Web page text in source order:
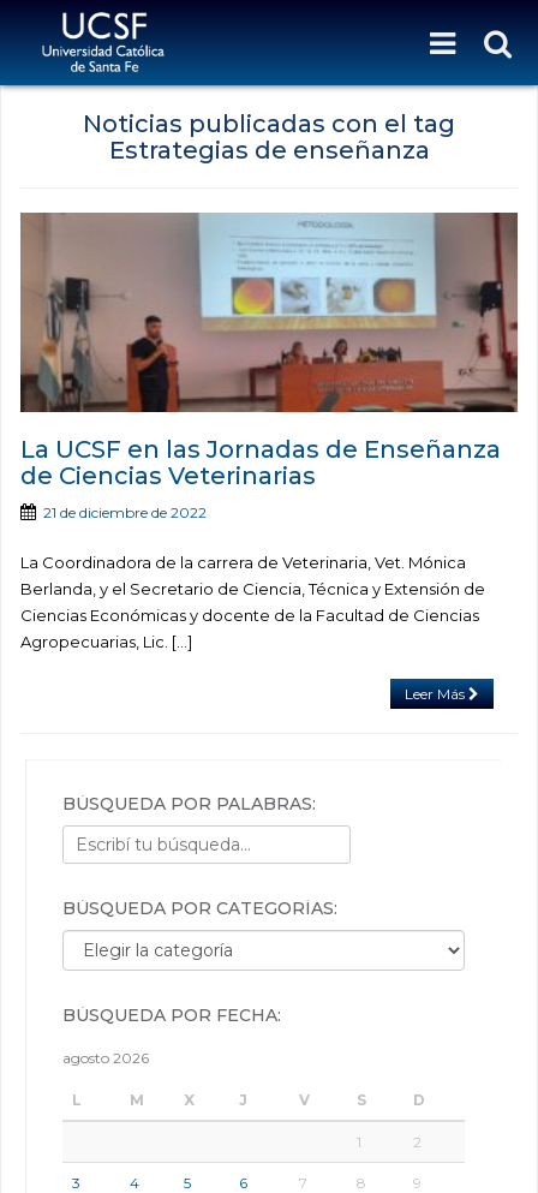
Noticias publicadas con el tag
Estrategias de enseñanza
La UCSF en las Jornadas de Enseñanza
de Ciencias Veterinarias
21 de diciembre de 2022
La Coordinadora de la carrera de Veterinaria, Vet. Mónica
Berlanda, y el Secretario de Ciencia, Técnica y Extensión de
Ciencias Económicas y docente de la Facultad de Ciencias
Agropecuarias, Lic. […]
Leer Más
BÚSQUEDA POR PALABRAS:
BÚSQUEDA POR CATEGORÍAS:
Búsqueda por categorías:
BÚSQUEDA POR FECHA:
agosto 2026
L M X J V S D
1 2
3 4 5 6 7 8 9